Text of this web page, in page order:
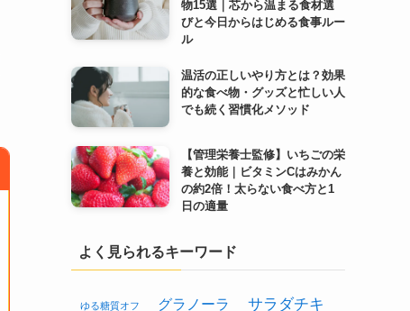
物15選｜芯から温まる食材選
びと今日からはじめる食事ルー
ル
温活の正しいやり方とは？効果
的な食べ物・グッズと忙しい人
でも続く習慣化メソッド
【管理栄養士監修】いちごの栄
養と効能｜ビタミンCはみかん
の約2倍！太らない食べ方と1
日の適量
よく見られるキーワード
ゆる糖質オフ グラノーラ サラダチキ